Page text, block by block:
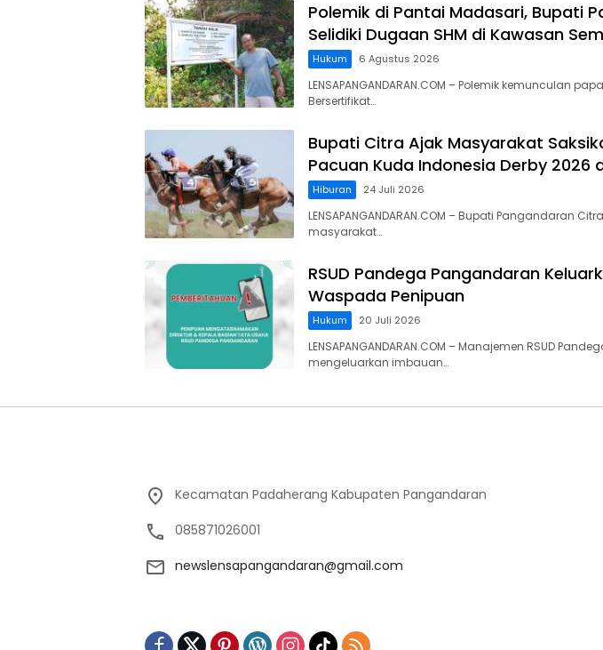
Polemik di Pantai Madasari, Bupati
Selidiki Dugaan SHM di Kawasan
Hukum 6 Agustus 2026
LENSAPANGANDARAN.COM – Polemik kemunculan
Bersertifikat…
Bupati Citra Ajak Masyarakat
Pacuan Kuda Indonesia Derby 2026
Hiburan 24 Juli 2026
LENSAPANGANDARAN.COM – Bupati Pangandaran
masyarakat…
RSUD Pandega Pangandaran
Waspada Penipuan
Hukum 20 Juli 2026
LENSAPANGANDARAN.COM – Manajemen RSUD
mengeluarkan imbauan…
Kecamatan Padaherang Kabupaten Pangandaran
085871026001
newslensapangandaran@gmail.com